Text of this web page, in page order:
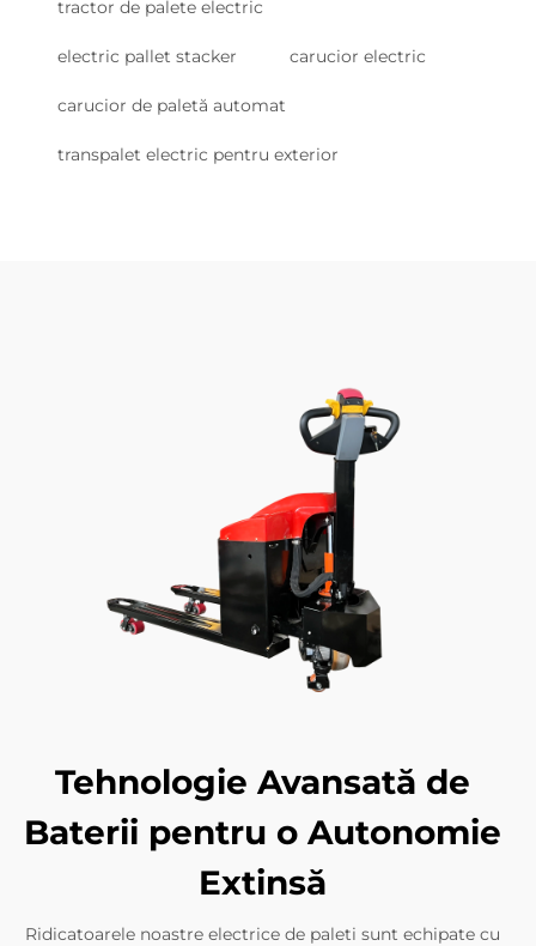
tractor de palete electric
electric pallet stacker carucior electric
carucior de paletă automat
transpalet electric pentru exterior
Tehnologie Avansată de
Baterii pentru o Autonomie
Extinsă
Ridicatoarele noastre electrice de paleti sunt echipate cu